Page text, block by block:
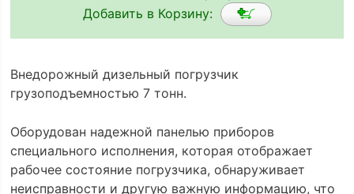
Добавить в Корзину:
Внедорожный дизельный погрузчик
грузоподъемностью 7 тонн.
Оборудован надежной панелью приборов
специального исполнения, которая отображает
рабочее состояние погрузчика, обнаруживает
неисправности и другую важную информацию, что